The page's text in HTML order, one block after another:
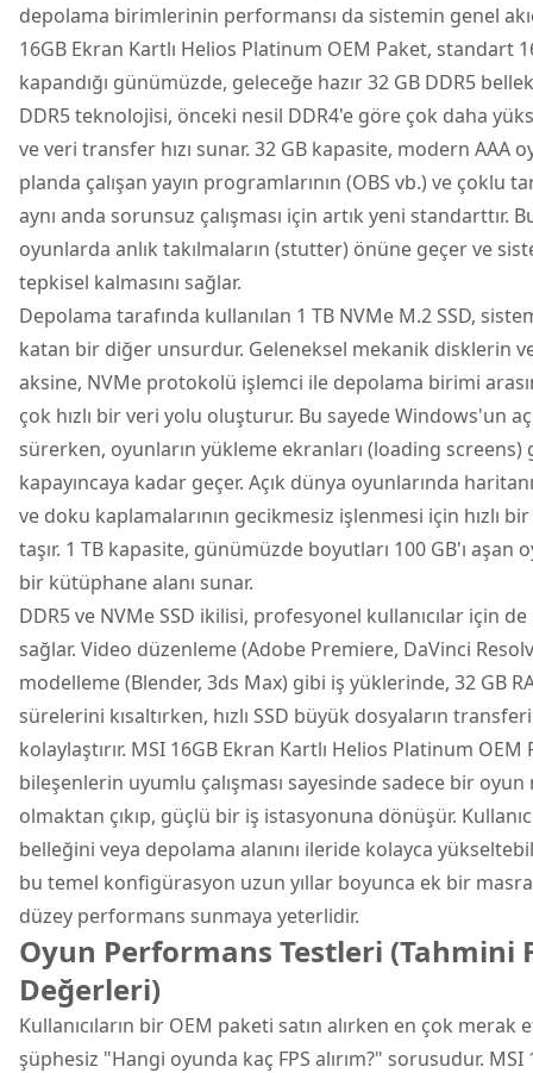
depolama birimlerinin performansı da sistemin genel
16GB Ekran Kartlı Helios Platinum OEM Paket, standart
kapandığı günümüzde, geleceğe hazır 32 GB DDR5
DDR5 teknolojisi, önceki nesil DDR4'e göre çok daha
ve veri transfer hızı sunar. 32 GB kapasite, modern AAA
planda çalışan yayın programlarının (OBS vb.) ve çoklu
aynı anda sorunsuz çalışması için artık yeni standarttır.
oyunlarda anlık takılmaların (stutter) önüne geçer ve
tepkisel kalmasını sağlar.
Depolama tarafında kullanılan 1 TB NVMe M.2 SSD,
katan bir diğer unsurdur. Geleneksel mekanik disklerin
aksine, NVMe protokolü işlemci ile depolama birimi
çok hızlı bir veri yolu oluşturur. Bu sayede Windows'un
sürerken, oyunların yükleme ekranları (loading screens)
kapayıncaya kadar geçer. Açık dünya oyunlarında
ve doku kaplamalarının gecikmesiz işlenmesi için hızlı
taşır. 1 TB kapasite, günümüzde boyutları 100 GB'ı aşan
bir kütüphane alanı sunar.
DDR5 ve NVMe SSD ikilisi, profesyonel kullanıcılar için
sağlar. Video düzenleme (Adobe Premiere, DaVinci
modelleme (Blender, 3ds Max) gibi iş yüklerinde, 32 GB
sürelerini kısaltırken, hızlı SSD büyük dosyaların
kolaylaştırır. MSI 16GB Ekran Kartlı Helios Platinum OEM
bileşenlerin uyumlu çalışması sayesinde sadece bir
olmaktan çıkıp, güçlü bir iş istasyonuna dönüşür.
belleğini veya depolama alanını ileride kolayca
bu temel konfigürasyon uzun yıllar boyunca ek bir
düzey performans sunmaya yeterlidir.
Oyun Performans Testleri (Tahmini
Değerleri)
Kullanıcıların bir OEM paketi satın alırken en çok merak
şüphesiz "Hangi oyunda kaç FPS alırım?" sorusudur. MSI